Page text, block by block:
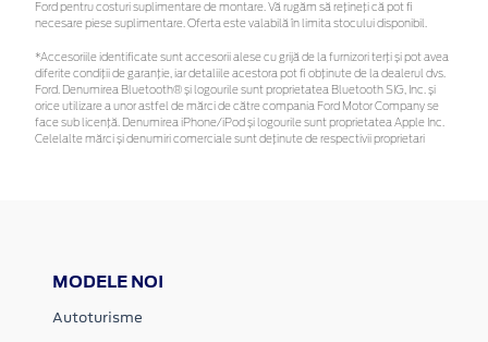
Ford pentru costuri suplimentare de montare. Vă rugăm să rețineți că pot fi
necesare piese suplimentare. Oferta este valabilă în limita stocului disponibil.
*Accesoriile identificate sunt accesorii alese cu grijă de la furnizori terți și pot avea
diferite condiții de garanție, iar detaliile acestora pot fi obținute de la dealerul dvs.
Ford. Denumirea Bluetooth® și logourile sunt proprietatea Bluetooth SIG, Inc. și
orice utilizare a unor astfel de mărci de către compania Ford Motor Company se
face sub licență. Denumirea iPhone/iPod și logourile sunt proprietatea Apple Inc.
Celelalte mărci și denumiri comerciale sunt deținute de respectivii proprietari
MODELE NOI
Autoturisme